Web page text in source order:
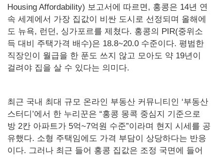
Housing Affordability) 보고서에 따르면, 홍콩은 14년 연
속 세계에서 가장 집값이 비싼 도시로 선정되며 올해에
도 뉴욕, 런던, 싱가포르를 제쳤다. 홍콩의 PIR(중위소
득 대비 주택가격 배수)은 18.8~20.0 수준이다. 평범한
직장인이 월급을 한 푼도 쓰지 않고 모아도 약 19년이
걸려야 집을 살 수 있다는 의미다.
최근 국내 최대 규모 온라인 부동산 커뮤니티인 ‘부동산
스터디’에서 한 누리꾼은 “홍콩 몽콕 중심지 기준으로
방 2칸 아파트가 5억~7억원 수준”이라며 현지 시세를 공
유했다. 소형 주택임에도 가격 부담이 상당하다는 반응
이다. 그러나 최근 들어 홍콩 집값은 조정 국면에 들어